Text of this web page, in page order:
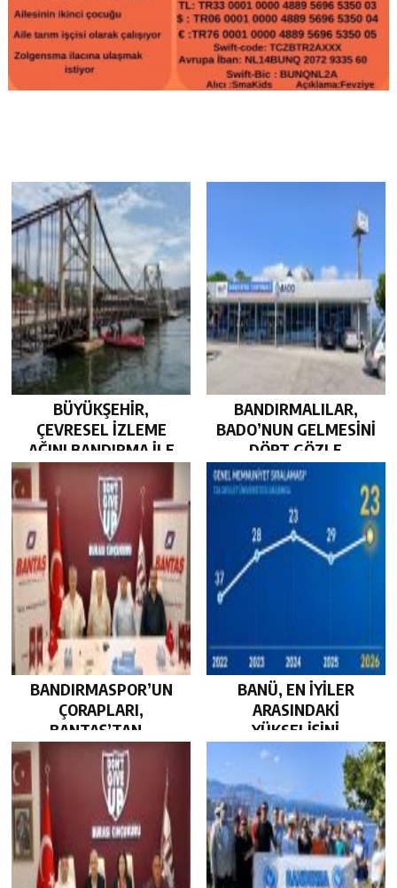
BÜYÜKŞEHİR,
ÇEVRESEL İZLEME
AĞINI BANDIRMA İLE
GÜÇLENDİRDİ…
BANDIRMALILAR,
BADO’NUN GELMESİNİ
DÖRT GÖZLE
BEKLİYOR…
BANDIRMASPOR’UN
ÇORAPLARI,
BANTAŞ’TAN…
BANÜ, EN İYİLER
ARASINDAKİ
YÜKSELİŞİNİ
SÜRDÜRDÜ…